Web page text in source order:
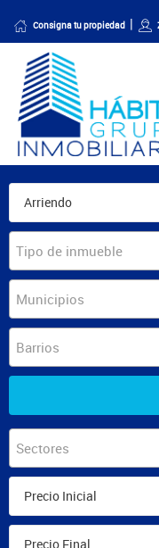
Consigna tu propiedad
Tipo de inmueble
Municipios
Barrios
Sectores